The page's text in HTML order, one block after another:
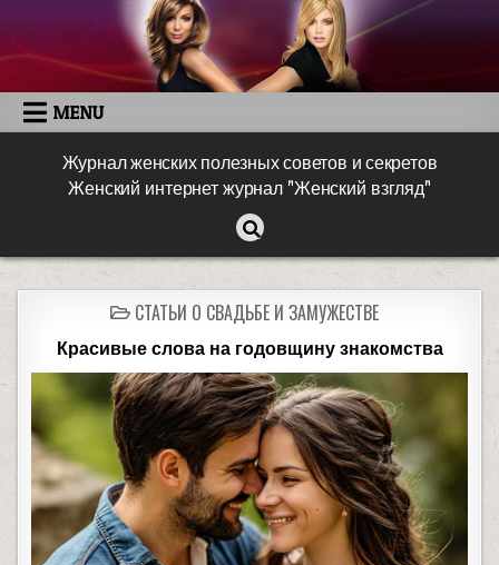
MENU
Журнал женских полезных советов и секретов
Женский интернет журнал "Женский взгляд"
СТАТЬИ О СВАДЬБЕ И ЗАМУЖЕСТВЕ
Красивые слова на годовщину знакомства